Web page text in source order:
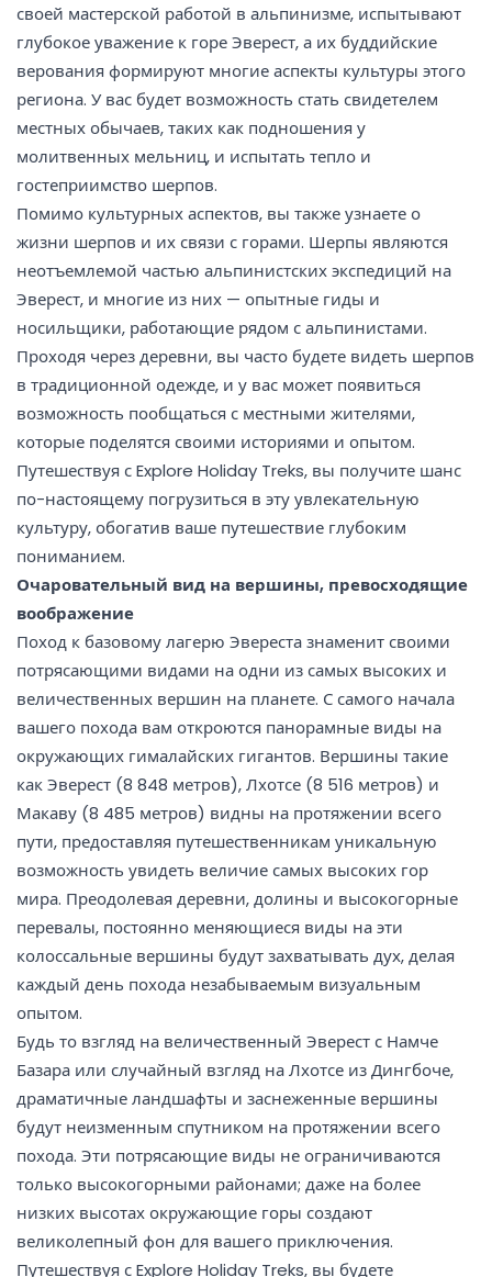
своей мастерской работой в альпинизме, испытывают
глубокое уважение к горе Эверест, а их буддийские
верования формируют многие аспекты культуры этого
региона. У вас будет возможность стать свидетелем
местных обычаев, таких как подношения у
молитвенных мельниц, и испытать тепло и
гостеприимство шерпов.
Помимо культурных аспектов, вы также узнаете о
жизни шерпов и их связи с горами. Шерпы являются
неотъемлемой частью альпинистских экспедиций на
Эверест, и многие из них — опытные гиды и
носильщики, работающие рядом с альпинистами.
Проходя через деревни, вы часто будете видеть шерпов
в традиционной одежде, и у вас может появиться
возможность пообщаться с местными жителями,
которые поделятся своими историями и опытом.
Путешествуя с Explore Holiday Treks, вы получите шанс
по-настоящему погрузиться в эту увлекательную
культуру, обогатив ваше путешествие глубоким
пониманием.
Очаровательный вид на вершины, превосходящие
воображение
Поход к базовому лагерю Эвереста знаменит своими
потрясающими видами на одни из самых высоких и
величественных вершин на планете. С самого начала
вашего похода вам откроются панорамные виды на
окружающих гималайских гигантов. Вершины такие
как Эверест (8 848 метров), Лхотсе (8 516 метров) и
Макаву (8 485 метров) видны на протяжении всего
пути, предоставляя путешественникам уникальную
возможность увидеть величие самых высоких гор
мира. Преодолевая деревни, долины и высокогорные
перевалы, постоянно меняющиеся виды на эти
колоссальные вершины будут захватывать дух, делая
каждый день похода незабываемым визуальным
опытом.
Будь то взгляд на величественный Эверест с Намче
Базара или случайный взгляд на Лхотсе из Дингбоче,
драматичные ландшафты и заснеженные вершины
будут неизменным спутником на протяжении всего
похода. Эти потрясающие виды не ограничиваются
только высокогорными районами; даже на более
низких высотах окружающие горы создают
великолепный фон для вашего приключения.
Путешествуя с Explore Holiday Treks, вы будете